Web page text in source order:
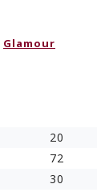
Glamour
20
72
30